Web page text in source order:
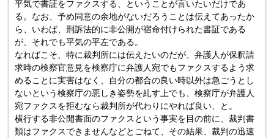
平気で書証をファクスする、ということが言いたいだけであ
る。なお、予め同意の余地がないだろうことは伝えてあったか
ら、いわば、刑訴法的に非公開が宿命付けられた書証である
が、それでも平気の平左である。
なればこそ、特に裁判所には伝えたいのだが、弁護人が保釈請
求時の検察官意見を検察庁に弁護人宛でもファクスするよう求
めることに実害はなく、自分の都合の良い時以外は急ごうとし
ないという検察庁の悪しき姿勢を糺す上でも、検察庁が弁護人
宛ファクスを拒むなら裁判所が代わりにやれば良い、と。
横行する非公開書面のファクスという事実を目の前に、裁判書
類はファクスできませんなどとごねて、その結果、裁判の迅速